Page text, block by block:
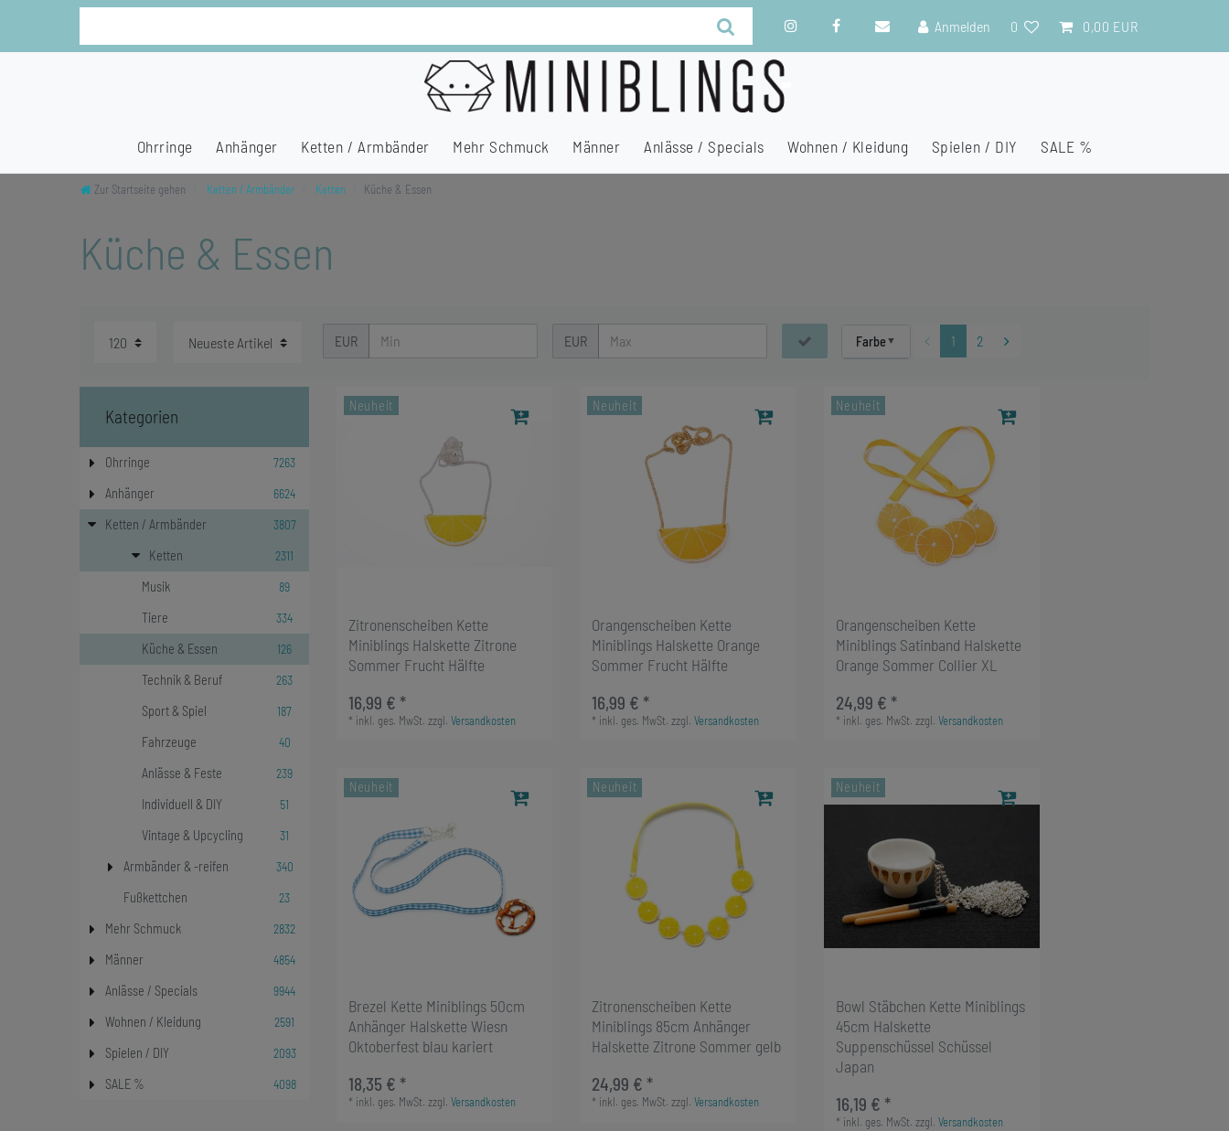
Anmelden 0 0,00 EUR
Ohrringe Anhänger Ketten / Armbänder Mehr Schmuck Männer Anlässe / Specials Wohnen / Kleidung Spielen / DIY SALE %
Zur Startseite gehen Ketten / Armbänder Ketten Küche & Essen
Küche & Essen
EUR EUR Farbe 1 2
Kategorien
Ohrringe 7263
Anhänger 6624
Ketten / Armbänder 3807
Ketten 2311
Musik 89
Tiere 334
Küche & Essen 126
Technik & Beruf 263
Sport & Spiel 187
Fahrzeuge 40
Anlässe & Feste 239
Individuell & DIY 51
Vintage & Upcycling 31
Armbänder & -reifen 340
Fußkettchen 23
Mehr Schmuck 2832
Männer 4854
Anlässe / Specials 9944
Wohnen / Kleidung 2591
Spielen / DIY 2093
SALE % 4098
Neuheit
Zitronenscheiben Kette
Miniblings Halskette Zitrone
Sommer Frucht Hälfte
16,99 € *
* inkl. ges. MwSt. zzgl.Versandkosten
Neuheit
Orangenscheiben Kette
Miniblings Halskette Orange
Sommer Frucht Hälfte
16,99 € *
* inkl. ges. MwSt. zzgl.Versandkosten
Neuheit
Orangenscheiben Kette
Miniblings Satinband Halskette
Orange Sommer Collier XL
24,99 € *
* inkl. ges. MwSt. zzgl. Versandkosten
Neuheit
Brezel Kette Miniblings 50cm
Anhänger Halskette Wiesn
Oktoberfest blau kariert
18,35 € *
* inkl. ges. MwSt. zzgl.Versandkosten
Neuheit
Zitronenscheiben Kette
Miniblings 85cm Anhänger
Halskette Zitrone Sommer gelb
24,99 € *
* inkl. ges. MwSt. zzgl.Versandkosten
Neuheit
Bowl Stäbchen Kette Miniblings
45cm Halskette
Suppenschüssel Schüssel
Japan
16,19 € *
* inkl. ges. MwSt. zzgl. Versandkosten